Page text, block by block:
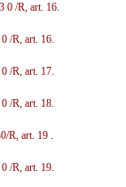
0 /R, art. 16.
0 /R, art. 16.
0 /R, art. 17.
0 /R, art. 18.
R, art. 19.
0 /R, art. 19.